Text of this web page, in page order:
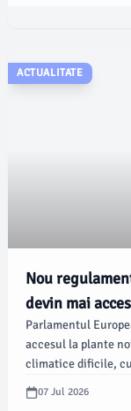
ACTUALITATE
Nou
devin mai
Parlamentul
accesul la plante
climatice dificile,
reduce utilizarea
reglementări
07 Jul 2026